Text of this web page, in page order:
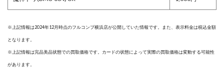
※上記情報は2024年12月時点のフルコンプ横浜店が公開していた情報です。また、表示料金は税込金額
となります。
※上記情報は完品美品状態での買取価格です。カードの状態によって実際の買取価格は変動する可能性
があります。